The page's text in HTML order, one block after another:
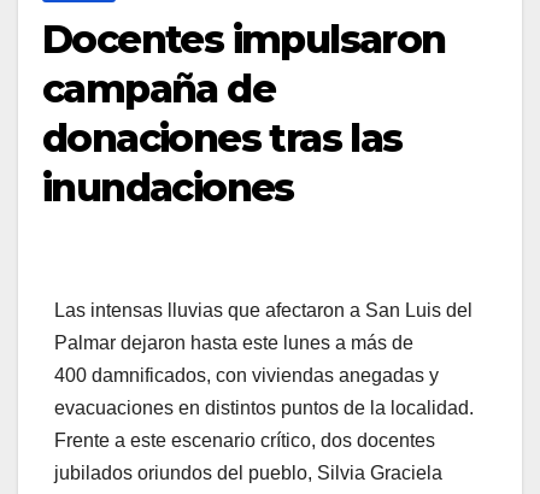
Docentes impulsaron
campaña de
donaciones tras las
inundaciones
Las intensas lluvias que afectaron a San Luis del
Palmar dejaron hasta este lunes a más de
400 damnificados, con viviendas anegadas y
evacuaciones en distintos puntos de la localidad.
Frente a este escenario crítico, dos docentes
jubilados oriundos del pueblo, Silvia Graciela